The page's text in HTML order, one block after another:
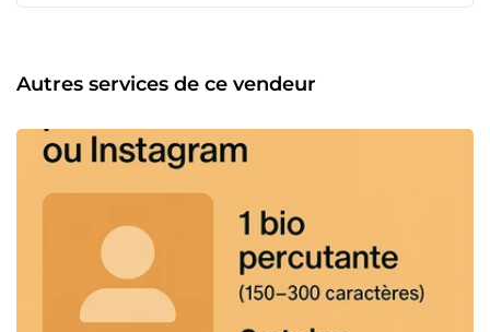
l’offre, des ventes ou des process internes ✅ Préparation à
la levée de fonds ou à la recherche de partenaires ✅
adaptation, réseau local) ✅ Coaching personnalisé pour
dirigeants ou managers 🛠️ Mes atouts : Une approche 100
(industrie, services, tech, distribution…) Une forte capacité
d’adaptation selon la taille, le stade ou les objectifs de
votre entreprise Un suivi régulier et des livrables concrets
📍 Pourquoi faire appel à moi ? Parce qu’au-delà d’un
simple regard extérieur, je m’implique comme un
véritable partenaire de confiance dans votre projet. Que ce
soit pour prendre un virage stratégique, gagner en
Autres services de ce vendeur